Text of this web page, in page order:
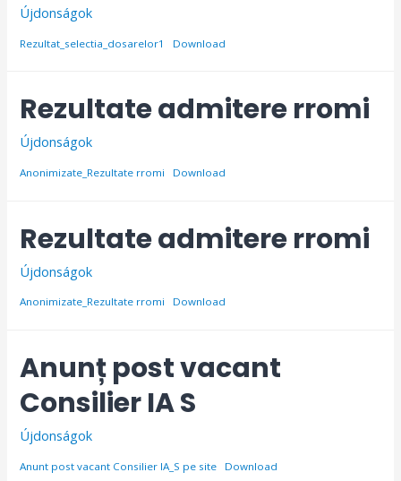
Újdonságok
Rezultat_selectia_dosarelor1 Download
Rezultate admitere rromi
Újdonságok
Anonimizate_Rezultate rromi Download
Rezultate admitere rromi
Újdonságok
Anonimizate_Rezultate rromi Download
Anunț post vacant
Consilier IA S
Újdonságok
Anunt post vacant Consilier IA_S pe site Download